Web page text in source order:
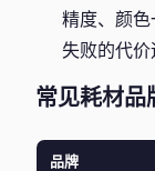
精度、颜
失败的代价
常见耗材品
品牌